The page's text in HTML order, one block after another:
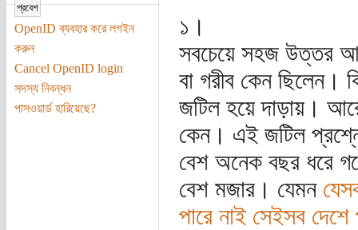
OpenID ব্যবহার করে লগইন
করুন
Cancel OpenID login
সদস্য নিবন্ধন
পাসওয়ার্ড হারিয়েছে?
১।
সবচেয়ে সহজ উত্তর
বা গরীব কেন ছিলেন।
জটিল হয়ে দাড়ায়।
কেন। এই জটিল
বেশ অনেক বছর ধরে
বেশ মজার। যেমন
পারে নাই সেইসব দেশে